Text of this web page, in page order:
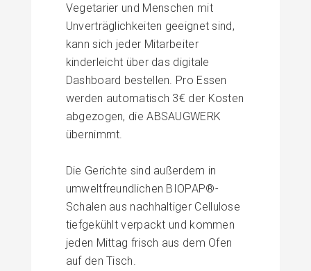
Vegetarier und Menschen mit
Unverträglichkeiten geeignet sind,
kann sich jeder Mitarbeiter
kinderleicht über das digitale
Dashboard bestellen. Pro Essen
werden automatisch 3€ der Kosten
abgezogen, die ABSAUGWERK
übernimmt.
Die Gerichte sind außerdem in
umweltfreundlichen BIOPAP®-
Schalen aus nachhaltiger Cellulose
tiefgekühlt verpackt und kommen
jeden Mittag frisch aus dem Ofen
auf den Tisch.